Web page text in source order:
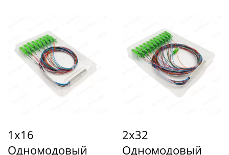
1x16
Одномодовый
2x32
Одномодовый